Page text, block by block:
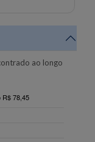
ao longo